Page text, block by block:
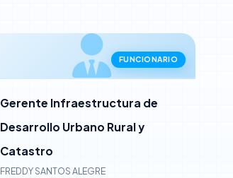
FUNCIONARIO
Gerente Infraestructura de
Desarrollo Urbano Rural y
Catastro
FREDDY SANTOS ALEGRE